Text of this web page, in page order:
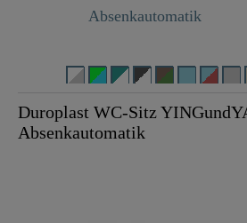
Duroplast WC-Sitz
Absenkautomatik